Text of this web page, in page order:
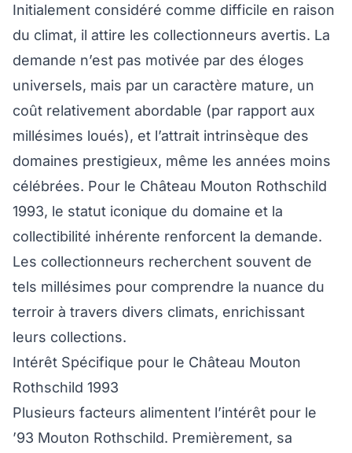
Initialement considéré comme difficile en raison
du climat, il attire les collectionneurs avertis. La
demande n’est pas motivée par des éloges
universels, mais par un caractère mature, un
coût relativement abordable (par rapport aux
millésimes loués), et l’attrait intrinsèque des
domaines prestigieux, même les années moins
célébrées. Pour le Château Mouton Rothschild
1993, le statut iconique du domaine et la
collectibilité inhérente renforcent la demande.
Les collectionneurs recherchent souvent de
tels millésimes pour comprendre la nuance du
terroir à travers divers climats, enrichissant
leurs collections.
Intérêt Spécifique pour le Château Mouton
Rothschild 1993
Plusieurs facteurs alimentent l’intérêt pour le
’93 Mouton Rothschild. Premièrement, sa